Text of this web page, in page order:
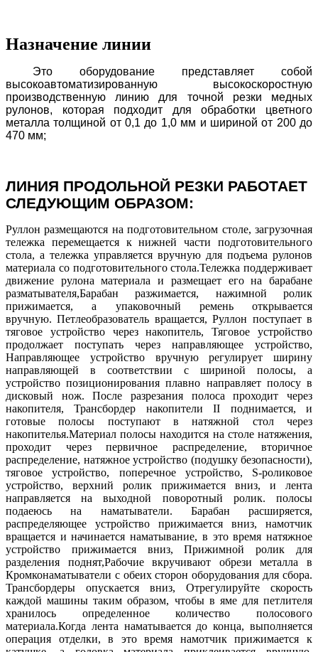
Назначение линии
Это оборудование представляет собой
высокоавтоматизированную высокоскоростную
производственную линию для точной резки медных
рулонов, которая подходит для обработки цветного
металла толщиной от 0,1 до 1,0 мм и шириной от 200 до
470 мм;
ЛИНИЯ ПРОДОЛЬНОЙ РЕЗКИ РАБОТАЕТ
СЛЕДУЮЩИМ ОБРАЗОМ:
Руллон размещаются на подготовительном столе, загрузочная
тележка перемещается к нижней части подготовительного
стола, а тележка управляется вручную для подъема рулонов
материала со подготовительного стола.Тележка поддерживает
движение рулона материала и размещает его на барабане
разматывателя,Барабан разжимается, нажимной ролик
прижимается, а упаковочный ремень открывается
вручную. Петлеобразователь вращается, Руллон поступает в
тяговое устройство через накопитель, Тяговое устройство
продолжает поступать через направляющее устройство,
Направляющее устройство вручную регулирует ширину
направляющей в соответствии с шириной полосы, а
устройство позиционирования плавно направляет полосу в
дисковый нож. После разрезания полоса проходит через
накопителя, Трансбордер накопители II поднимается, и
готовые полосы поступают в натяжной стол через
накопителья.Материал полосы находится на столе натяжения,
проходит через первичное распределение, вторичное
распределение, натяжное устройство (подушку безопасности),
тяговое устройство, поперечное устройство, S-роликовое
устройство, верхний ролик прижимается вниз, и лента
направляется на выходной поворотный ролик. полосы
подаеюсь на наматыватели. Барабан расширяется,
распределяющее устройство прижимается вниз, намотчик
вращается и начинается наматывание, в это время натяжное
устройство прижимается вниз, Прижимной ролик для
разделения поднят,Рабочие вкручивают обрези металла в
Кромконаматыватели с обеих сторон оборудования для сбора.
Трансбордеры опускается вниз, Отрегулируйте скорость
каждой машины таким образом, чтобы в яме для петлителя
хранилось определенное количество полосового
материала.Когда лента наматывается до конца, выполняется
операция отделки, в это время намотчик прижимается к